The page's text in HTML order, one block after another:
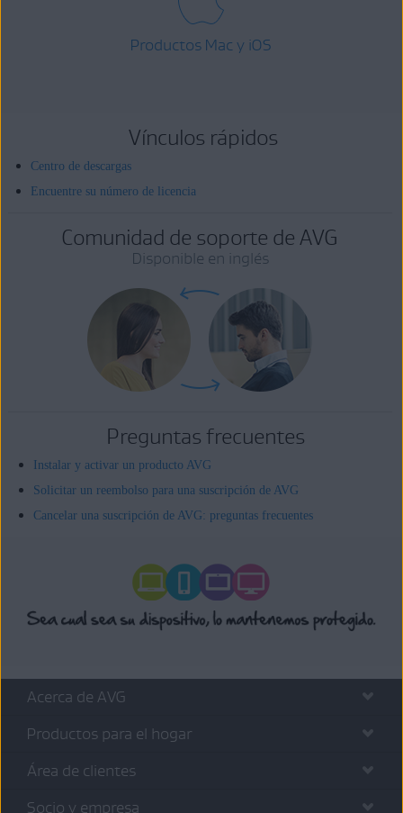
Productos Mac y iOS
Vínculos rápidos
Centro de descargas
Encuentre su número de licencia
Comunidad de soporte de AVG
Disponible en inglés
Preguntas frecuentes
Instalar y activar un producto AVG
Solicitar un reembolso para una suscripción de AVG
Cancelar una suscripción de AVG: preguntas frecuentes
Acerca de AVG
Productos para el hogar
Área de clientes
Socio y empresa